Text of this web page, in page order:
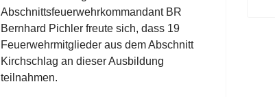
Abschnittsfeuerwehrkommandant BR
Bernhard Pichler freute sich, dass 19
Feuerwehrmitglieder aus dem Abschnitt
Kirchschlag an dieser Ausbildung
teilnahmen.